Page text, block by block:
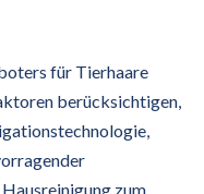
für Tierhaare
berücksichtigen,
zum